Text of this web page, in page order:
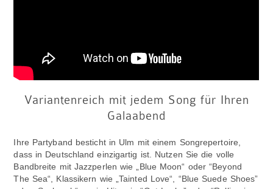
Variantenreich mit jedem Song für Ihren
Galaabend
Ihre Partyband besticht in Ulm mit einem Songrepertoire,
dass in Deutschland einzigartig ist. Nutzen Sie die volle
Bandbreite mit Jazzperlen wie „Blue Moon“ oder “Beyond
The Sea“, Klassikern wie „Tainted Love“, “Blue Suede Shoes”